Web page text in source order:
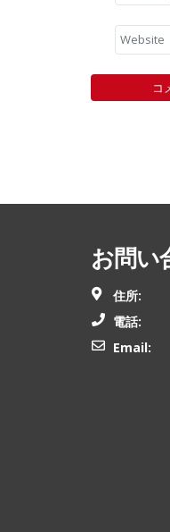
お問い
住所:
電話:
Email: